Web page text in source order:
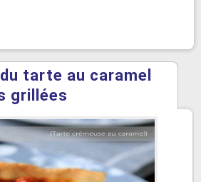
tarte au caramel
grillées